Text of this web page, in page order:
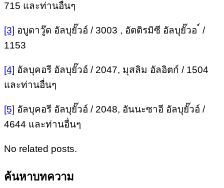
715 และท่านอื่นๆ
[3] อบูดาวู๊ด อัลบุยั๊วอ์ / 3003 , อัตติรมิซี อัลบุยั๊วอ ์ /
1153
[4] อัลบุคอรี อัลบุยั๊วอ์ / 2047, มุสลิม อัลอิตก์ / 1504
และท่านอื่นๆ
[5] อัลบุคอรี อัลบุยั๊วอ์ / 2048, อันนะซาอี อัลบุยั๊วอ์ /
4644 และท่านอื่นๆ
No related posts.
ค้นหาบทความ